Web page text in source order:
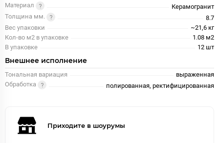
Материал
Керамогранит
Толщина мм.
8.7
Вес упаковки
~21,6 кг
Кол-во м2 в упаковке
1.08 м2
В упаковке
12 шт
Внешнее исполнение
Тональная вариация
выраженная
Обработка
полированная, ректифицированная
Приходите в шоурумы